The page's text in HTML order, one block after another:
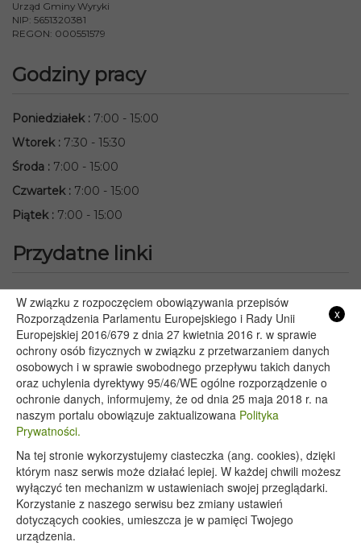
Urząd Gminy Wyryki
NIP: 5651320381
REGON: 000551579
Godziny pracy
Poniedziałek : 7:00 - 15:00
Wtorek : 7:30 - 15:30
Środa : 7:00 - 15:00
Czwartek : 7:00 - 15:00
Piątek : 7:00 - 15:00
Przydatne linki
Starostwo Powiatowe we Włodawie
Lubelski Urząd Wojewódzki w Lublinie
Urząd Marszałkowski Województwa Lubelskiego w Lublinie
Serwis Rzeczypospolitej Polskiej
PGE – Planowane wyłączenia prądu
Poczta E-mail
Copyright 2020@ - Urząd Gminy Wyryki
x
W związku z rozpoczęciem obowiązywania przepisów
Rozporządzenia Parlamentu Europejskiego i Rady Unii
Europejskiej 2016/679 z dnia 27 kwietnia 2016 r. w sprawie
ochrony osób fizycznych w związku z przetwarzaniem danych
osobowych i w sprawie swobodnego przepływu takich danych
oraz uchylenia dyrektywy 95/46/WE ogólne rozporządzenie o
ochronie danych, informujemy, że od dnia 25 maja 2018 r. na
naszym portalu obowiązuje zaktualizowana Polityka
Prywatności.
Na tej stronie wykorzystujemy ciasteczka (ang. cookies), dzięki
którym nasz serwis może działać lepiej. W każdej chwili możesz
wyłączyć ten mechanizm w ustawieniach swojej przeglądarki.
Korzystanie z naszego serwisu bez zmiany ustawień
dotyczących cookies, umieszcza je w pamięci Twojego
urządzenia.